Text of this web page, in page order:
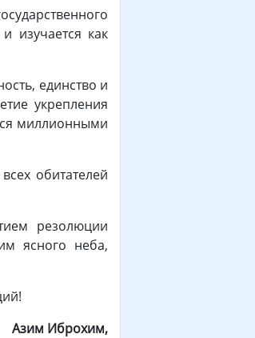
изучается как
единство и
укрепления
миллионными
обитателей
резолюции
ясного неба,
Азим Иброхим,